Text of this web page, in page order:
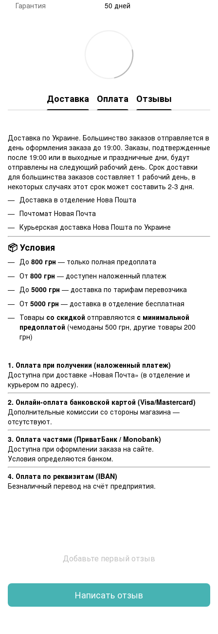
Гарантия
50 дней
Доставка Оплата Отзывы
Доставка по Украине. Большинство заказов отправляется в
день оформления заказа до 19:00. Заказы, подтвержденные
после 19:00 или в выходные и праздничные дни, будут
отправлены на следующий рабочий день. Срок доставки
для большинства заказов составляет 1 рабочий день, в
некоторых случаях этот срок может составить 2-3 дня.
Доставка в отделение Нова Пошта
Почтомат Новая Почта
Курьерская доставка Нова Пошта по Украине
📦 Условия
До 800 грн — только полная предоплата
От 800 грн — доступен наложенный платеж
До 5000 грн — доставка по тарифам перевозчика
От 5000 грн — доставка в отделение бесплатная
Товары со скидкой отправляются с минимальной
предоплатой (чемоданы 500 грн, другие товары 200
грн)
1. Оплата при получении (наложенный платеж)
Доступна при доставке «Новая Почта» (в отделение и
курьером по адресу).
2. Онлайн-оплата банковской картой (Visa/Mastercard)
Дополнительные комиссии со стороны магазина —
отсутствуют.
3. Оплата частями (ПриватБанк / Monobank)
Доступна при оформлении заказа на сайте.
Условия определяются банком.
4. Оплата по реквизитам (IBAN)
Безналичный перевод на счёт предприятия.
Добавьте первый отзыв
Написать отзыв